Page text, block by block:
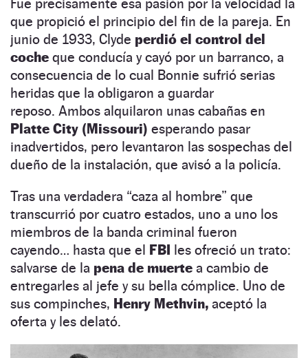
Fue precisamente esa pasión por la velocidad la
que propició el principio del fin de la pareja. En
junio de 1933, Clyde perdió el control del
coche que conducía y cayó por un barranco, a
consecuencia de lo cual Bonnie sufrió serias
heridas que la obligaron a guardar
reposo. Ambos alquilaron unas cabañas en
Platte City (Missouri) esperando pasar
inadvertidos, pero levantaron las sospechas del
dueño de la instalación, que avisó a la policía.
Tras una verdadera “caza al hombre” que
transcurrió por cuatro estados, uno a uno los
miembros de la banda criminal fueron
cayendo… hasta que el FBI les ofreció un trato:
salvarse de la pena de muerte a cambio de
entregarles al jefe y su bella cómplice. Uno de
sus compinches, Henry Methvin, aceptó la
oferta y les delató.